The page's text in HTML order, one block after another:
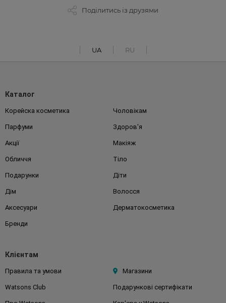
Поділитись із друзями
UA RU
Каталог
Корейска косметика Чоловікам
Парфуми Здоров'я
Акції Макіяж
Обличчя Тіло
Подарунки Діти
Дім Волосся
Аксесуари Дерматокосметика
Бренди
Клієнтам
Правила та умови Магазини
Watsons Club Подарункові сертифікати